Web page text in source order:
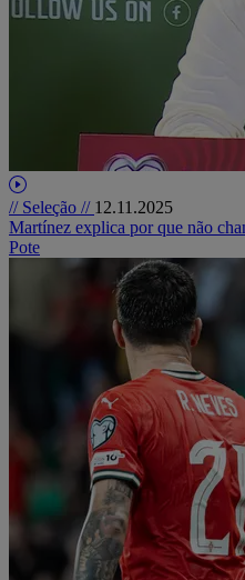
// Seleção // 12.11.2025
Martínez explica por que não
Pote